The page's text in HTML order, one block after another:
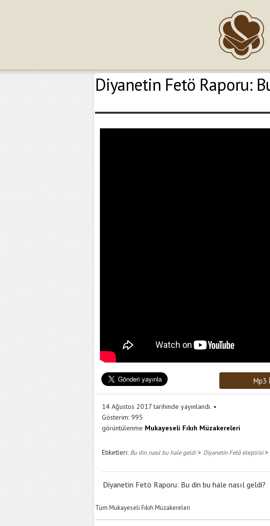
Diyanetin Fetö Raporu:
Mp3
14 Ağustos 2017 tarihinde yayınlandı.
Gösterim: 995
görüntülenme Mukayeseli Fıkıh Müzakereleri
Etiketleri: Bu din nasıl bu hale geldi> Diyanetin Fetö eleştirisi>
Diyanetin Fetö Raporu: Bu din bu hale nasıl geldi?
Tüm Mukayeseli Fıkıh Müzakereleri